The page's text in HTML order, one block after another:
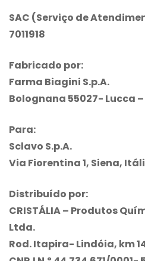
SAC (Serviço de
7011918
Fabricado por:
Farma Biagini S.p.A.
Bolognana 55027- Lucca
Para:
Sclavo S.p.A.
Via Fiorentina 1, Siena,
Distribuído por:
CRISTÁLIA – Produtos
Ltda.
Rod. Itapira- Lindóia, km